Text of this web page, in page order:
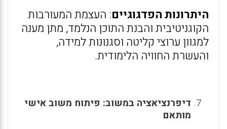
היתרונות הפדגוגיים: העצמת המעורבות
הקוגניטיבית והבנת התוכן הנלמד, מתן מענה
למגוון ערוצי קליטה וסגנונות למידה,
והעשרת החוויה הלימודית.
דיפרנציאציה במשוב: פיתוח משוב אישי
מותאם